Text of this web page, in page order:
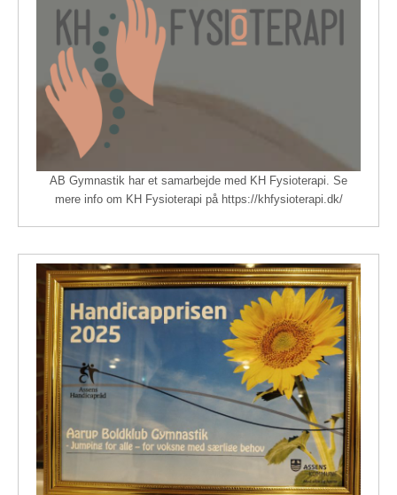
AB Gymnastik har et samarbejde med KH Fysioterapi. Se
mere info om KH Fysioterapi på https://khfysioterapi.dk/